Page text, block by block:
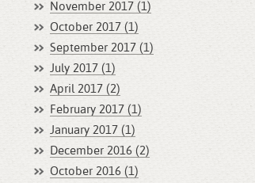
November 2017 (1)
October 2017 (1)
September 2017 (1)
July 2017 (1)
April 2017 (2)
February 2017 (1)
January 2017 (1)
December 2016 (2)
October 2016 (1)